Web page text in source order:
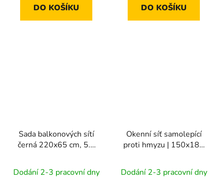
DO KOŠÍKU DO KOŠÍKU
Sada balkonových sítí
černá 220x65 cm, 5.8
Dodání 2-3 pracovní dny
Okenní síť samolepící
proti hmyzu | 150x180
Dodání 2-3 pracovní dny